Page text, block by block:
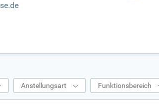
Anstellungsart Funktionsbereich